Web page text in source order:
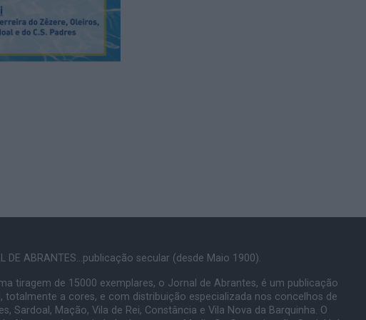
DE ABRANTES...publicação secular (desde Maio 1900).
tiragem de 15000 exemplares, o Jornal de Abrantes, é um publicação
totalmente a cores, e com distribuição especializada nos concelhos de
Sardoal, Mação, Vila de Rei, Constância e Vila Nova da Barquinha. O